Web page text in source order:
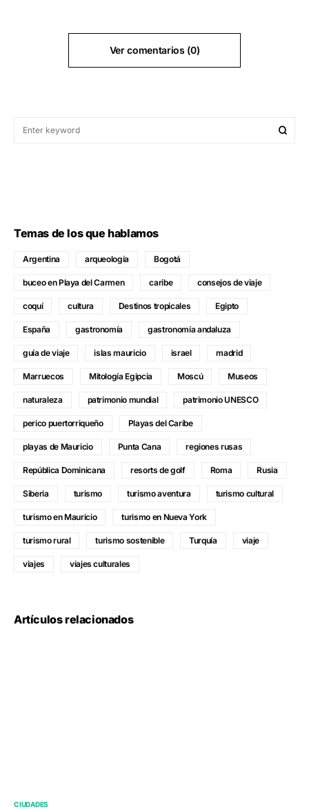
Ver comentarios (0)
Temas de los que hablamos
Argentina arqueología Bogotá
buceo en Playa del Carmen caribe consejos de viaje
coquí cultura Destinos tropicales Egipto
España gastronomía gastronomía andaluza
guía de viaje islas mauricio israel madrid
Marruecos Mitología Egipcia Moscú Museos
naturaleza patrimonio mundial patrimonio UNESCO
perico puertorriqueño Playas del Caribe
playas de Mauricio Punta Cana regiones rusas
República Dominicana resorts de golf Roma Rusia
Siberia turismo turismo aventura turismo cultural
turismo en Mauricio turismo en Nueva York
turismo rural turismo sostenible Turquía viaje
viajes viajes culturales
Artículos relacionados
CIUDADES